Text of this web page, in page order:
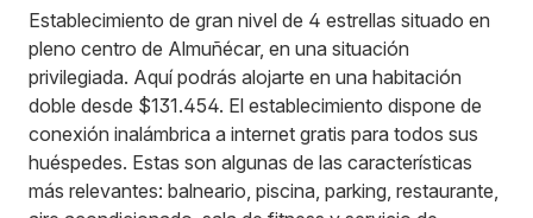
Establecimiento de gran nivel de 4 estrellas situado en
pleno centro de Almuñécar, en una situación
privilegiada. Aquí podrás alojarte en una habitación
doble desde $131.454. El establecimiento dispone de
conexión inalámbrica a internet gratis para todos sus
huéspedes. Estas son algunas de las características
más relevantes: balneario, piscina, parking, restaurante,